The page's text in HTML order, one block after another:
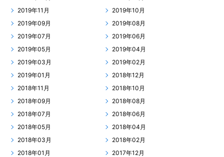
2019年11月
2019年10月
2019年09月
2019年08月
2019年07月
2019年06月
2019年05月
2019年04月
2019年03月
2019年02月
2019年01月
2018年12月
2018年11月
2018年10月
2018年09月
2018年08月
2018年07月
2018年06月
2018年05月
2018年04月
2018年03月
2018年02月
2018年01月
2017年12月